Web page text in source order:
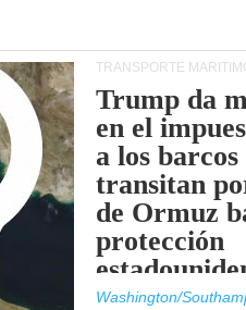
TRANSPORTE
Trump da
en el
a los barcos
transitan
de Ormuz
protección
Washington/